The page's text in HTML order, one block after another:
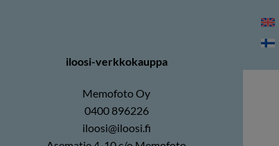
iloosi-verkkokauppa
Memofoto Oy
0400 896226
iloosi@iloosi.fi